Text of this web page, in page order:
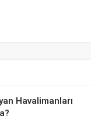
Havalimanları